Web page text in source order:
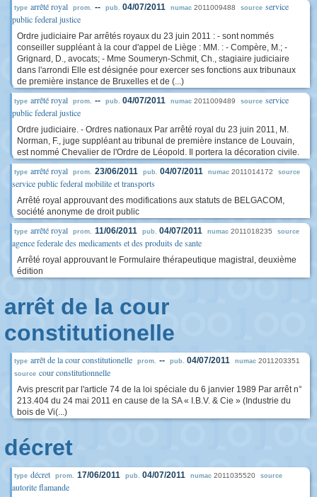
type arrêté royal prom. -- pub. 04/07/2011 numac 2011009488 source service
public federal justice
Ordre judiciaire Par arrêtés royaux du 23 juin 2011 : - sont nommés
conseiller suppléant à la cour d'appel de Liège : MM. : - Compère, M.; -
Grignard, D., avocats; - Mme Soumeryn-Schmit, Ch., stagiaire judiciaire
dans l'arrondi Elle est désignée pour exercer ses fonctions aux tribunaux
de première instance de Bruxelles et de (...)
type arrêté royal prom. -- pub. 04/07/2011 numac 2011009489 source service
public federal justice
Ordre judiciaire. - Ordres nationaux Par arrêté royal du 23 juin 2011, M.
Norman, F., juge suppléant au tribunal de première instance de Louvain,
est nommé Chevalier de l'Ordre de Léopold. Il portera la décoration civile.
type arrêté royal prom. 23/06/2011 pub. 04/07/2011 numac 2011014172 source
service public federal mobilite et transports
Arrêté royal approuvant des modifications aux statuts de BELGACOM,
société anonyme de droit public
type arrêté royal prom. 11/06/2011 pub. 04/07/2011 numac 2011018235 source
agence federale des medicaments et des produits de sante
Arrêté royal approuvant le Formulaire thérapeutique magistral, deuxième
édition
arrêt de la cour
constitutionelle
type arrêt de la cour constitutionelle prom. -- pub. 04/07/2011 numac 2011203351
source cour constitutionnelle
Avis prescrit par l'article 74 de la loi spéciale du 6 janvier 1989 Par arrêt n°
213.404 du 24 mai 2011 en cause de la SA « I.B.V. & Cie » (Industrie du
bois de Vi(...)
décret
type décret prom. 17/06/2011 pub. 04/07/2011 numac 2011035520 source
autorite flamande